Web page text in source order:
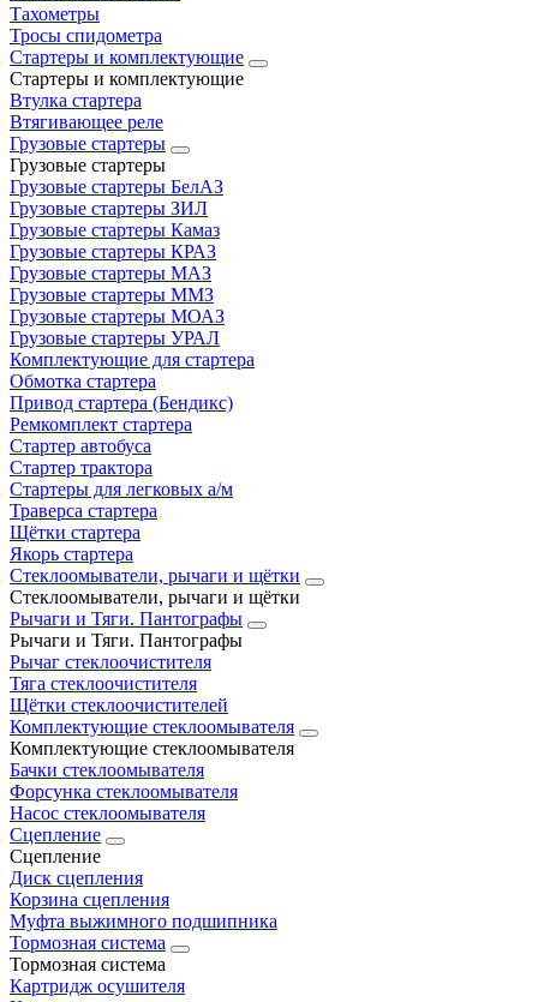
Тахометры
Тросы спидометра
Стартеры и комплектующие
Стартеры и комплектующие
Втулка стартера
Втягивающее реле
Грузовые стартеры
Грузовые стартеры
Грузовые стартеры БелАЗ
Грузовые стартеры ЗИЛ
Грузовые стартеры Камаз
Грузовые стартеры КРАЗ
Грузовые стартеры МАЗ
Грузовые стартеры ММЗ
Грузовые стартеры МОАЗ
Грузовые стартеры УРАЛ
Комплектующие для стартера
Обмотка стартера
Привод стартера (Бендикс)
Ремкомплект стартера
Стартер автобуса
Стартер трактора
Стартеры для легковых а/м
Траверса стартера
Щётки стартера
Якорь стартера
Стеклоомыватели, рычаги и щётки
Стеклоомыватели, рычаги и щётки
Рычаги и Тяги. Пантографы
Рычаги и Тяги. Пантографы
Рычаг стеклоочистителя
Тяга стеклоочистителя
Щётки стеклоочистителей
Комплектующие стеклоомывателя
Комплектующие стеклоомывателя
Бачки стеклоомывателя
Форсунка стеклоомывателя
Насос стеклоомывателя
Сцепление
Сцепление
Диск сцепления
Корзина сцепления
Муфта выжимного подшипника
Тормозная система
Тормозная система
Картридж осушителя